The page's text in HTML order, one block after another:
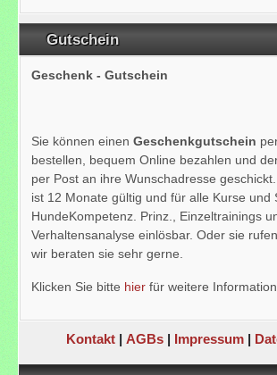
Kontakt |AGBs | Impressum |
Gutschein
Geschenk - Gutschein
Sie können einenGeschenkgutschein
bestellen, bequem Online bezahlen und
per Post an ihre Wunschadresse
ist 12 Monate gültig und für alle Kurse und
HundeKompetenz. Prinz., Einzeltrainings
Verhaltensanalyse einlösbar. Oder sie
wir beraten sie sehr gerne.
Klicken Sie bitte hier für weitere